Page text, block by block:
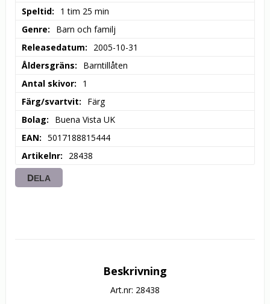
Speltid
1 tim 25 min
Genre
Barn och familj
Releasedatum
2005-10-31
Åldersgräns
Barntillåten
Antal skivor
1
Färg/svartvit
Färg
Bolag
Buena Vista UK
EAN
5017188815444
Artikelnr
28438
DELA
Beskrivning
Art.nr: 28438